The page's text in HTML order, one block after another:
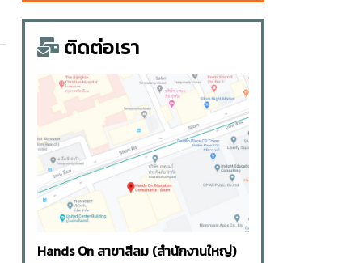
ติดต่อเรา
Hands On สาขาสีลม (สำนักงานใหญ่)